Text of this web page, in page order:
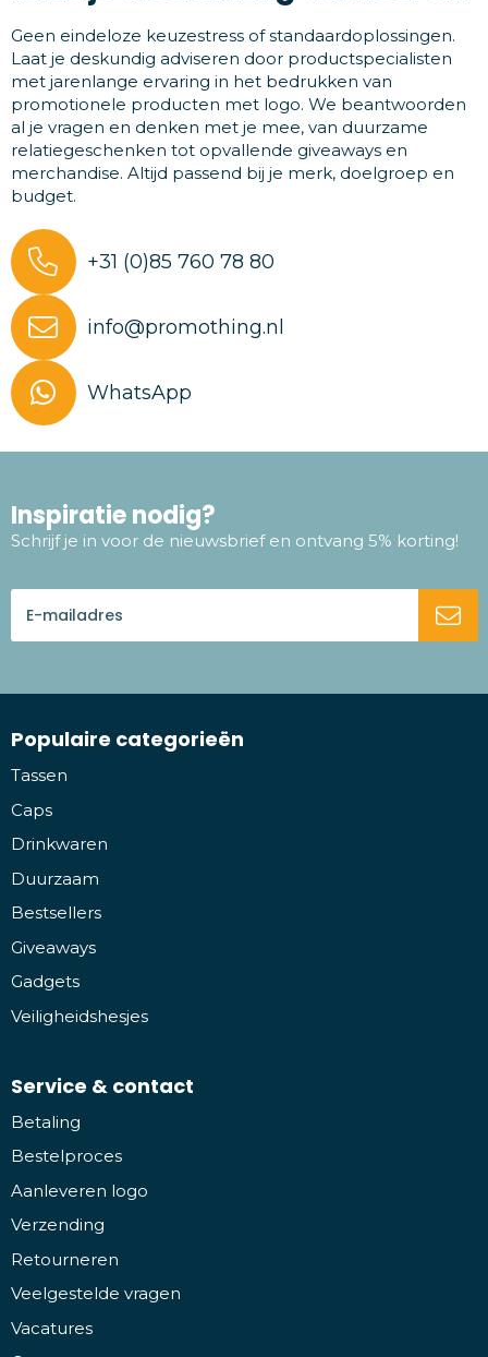
Geen eindeloze keuzestress of standaardoplossingen.
Laat je deskundig adviseren door productspecialisten
met jarenlange ervaring in het bedrukken van
promotionele producten met logo. We beantwoorden
al je vragen en denken met je mee, van duurzame
relatiegeschenken tot opvallende giveaways en
merchandise. Altijd passend bij je merk, doelgroep en
budget.
+31 (0)85 760 78 80
info@promothing.nl
WhatsApp
Inspiratie nodig?
Schrijf je in voor de nieuwsbrief en ontvang 5% korting!
Populaire categorieën
Tassen
Caps
Drinkwaren
Duurzaam
Bestsellers
Giveaways
Gadgets
Veiligheidshesjes
Service & contact
Betaling
Bestelproces
Aanleveren logo
Verzending
Retourneren
Veelgestelde vragen
Vacatures